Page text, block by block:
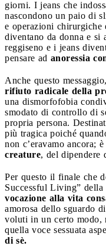
giorni. I jeans che
nascondono un paio di
e operazioni chirurgiche
diventano da donna e si
reggiseno e i jeans
pensare ad anoressia
Anche questo
rifiuto radicale della
una dismorfofobia
smodato di controllo di
propria persona.
più tragica poiché
non c’eravamo ancora;
creature, del dipendere
Per questo il finale che
Successful Living”
vocazione alla vita
amorosa dello sguardo
voluti in un certo modo,
quella voce sessuata
di sè.